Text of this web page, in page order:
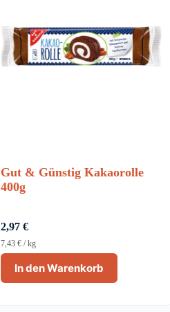
Gut & Günstig Kakaorolle
400g
2,97€
In den Warenkorb
7,43€ /kg